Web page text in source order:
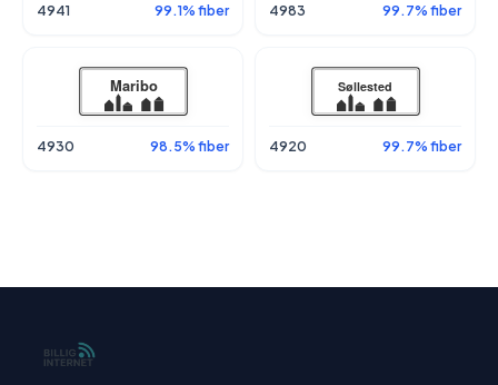
4941 99.1% fiber 4983 99.7% fiber
4930 98.5% fiber 4920 99.7% fiber